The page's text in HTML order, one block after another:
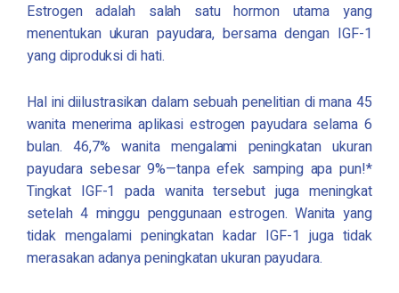
Estrogen adalah salah satu hormon utama yang
menentukan ukuran payudara, bersama dengan IGF-1
yang diproduksi di hati.
Hal ini diilustrasikan dalam sebuah penelitian di mana 45
wanita menerima aplikasi estrogen payudara selama 6
bulan. 46,7% wanita mengalami peningkatan ukuran
payudara sebesar 9%—tanpa efek samping apa pun!*
Tingkat IGF-1 pada wanita tersebut juga meningkat
setelah 4 minggu penggunaan estrogen. Wanita yang
tidak mengalami peningkatan kadar IGF-1 juga tidak
merasakan adanya peningkatan ukuran payudara.